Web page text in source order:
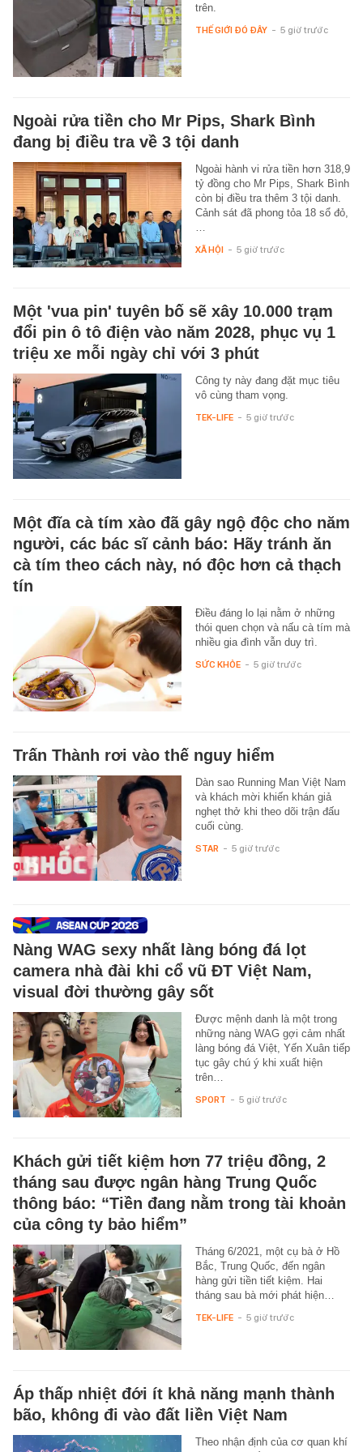
trên.
THẾ GIỚI ĐÓ ĐÂY - 5 giờ trước
Ngoài rửa tiền cho Mr Pips, Shark Bình
đang bị điều tra về 3 tội danh
Ngoài hành vi rửa tiền hơn 318,9
tỷ đồng cho Mr Pips, Shark Bình
còn bị điều tra thêm 3 tội danh.
Cảnh sát đã phong tỏa 18 sổ đỏ,
XÃ HỘI - 5 giờ trước
Một 'vua pin' tuyên bố sẽ xây 10.000 trạm
đổi pin ô tô điện vào năm 2028, phục vụ 1
triệu xe mỗi ngày chỉ với 3 phút
Công ty này đang đặt mục tiêu
vô cùng tham vọng.
TEK-LIFE - 5 giờ trước
Một đĩa cà tím xào đã gây ngộ độc cho năm
người, các bác sĩ cảnh báo: Hãy tránh ăn
cà tím theo cách này, nó độc hơn cả thạch
tín
Điều đáng lo lại nằm ở những
thói quen chọn và nấu cà tím mà
nhiều gia đình vẫn duy trì.
SỨC KHỎE - 5 giờ trước
Trấn Thành rơi vào thế nguy hiểm
Dàn sao Running Man Việt Nam
và khách mời khiến khán giả
nghẹt thở khi theo dõi trận đấu
cuối cùng.
STAR - 5 giờ trước
Nàng WAG sexy nhất làng bóng đá lọt
camera nhà đài khi cổ vũ ĐT Việt Nam,
visual đời thường gây sốt
Được mệnh danh là một trong
những nàng WAG gợi cảm nhất
làng bóng đá Việt, Yến Xuân tiếp
tục gây chú ý khi xuất hiện
trên…
SPORT - 5 giờ trước
Khách gửi tiết kiệm hơn 77 triệu đồng, 2
tháng sau được ngân hàng Trung Quốc
thông báo: “Tiền đang nằm trong tài khoản
của công ty bảo hiểm”
Tháng 6/2021, một cụ bà ở Hồ
Bắc, Trung Quốc, đến ngân
hàng gửi tiền tiết kiệm. Hai
tháng sau bà mới phát hiện…
TEK-LIFE - 5 giờ trước
Áp thấp nhiệt đới ít khả năng mạnh thành
bão, không đi vào đất liền Việt Nam
Theo nhận định của cơ quan khí